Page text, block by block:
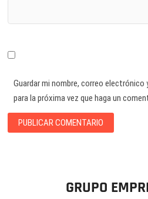
Guardar mi nombre, correo
para la próxima vez que haga un
GRUPO